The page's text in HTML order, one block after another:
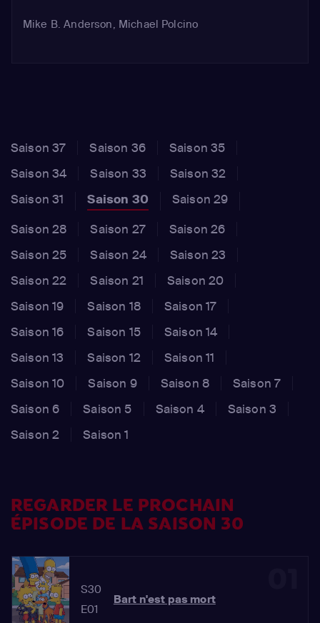
Mike B. Anderson, Michael Polcino
Saison 37 Saison 36
Saison 35
Saison 34
Saison 33
Saison 32
Saison 31
Saison 30
Saison 29
Saison 28
Saison 27
Saison 26
Saison 25
Saison 24
Saison 23
Saison 22
Saison 21
Saison 20
Saison 19
Saison 18
Saison 17
Saison 16
Saison 15
Saison 14
Saison 13
Saison 12
Saison 11
Saison 10
Saison 9 Saison 8
Saison 7
Saison 6
Saison 5 Saison 4
Saison 3
Saison 2
Saison 1
REGARDER LE PROCHAIN
ÉPISODE DE LA SAISON 30
S30
E01
Bart n'est pas mort